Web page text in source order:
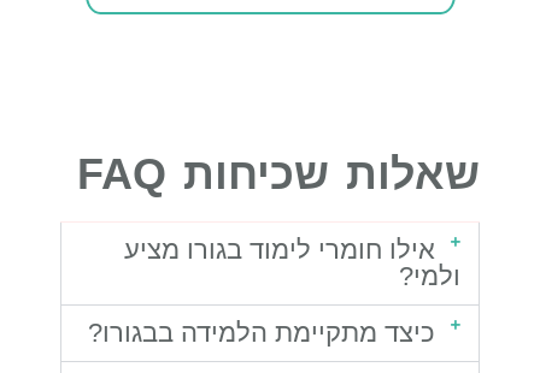
שאלות שכיחות FAQ
אילו חומרי לימוד בגורו מציע
ולמי?
כיצד מתקיימת הלמידה בבגורו?